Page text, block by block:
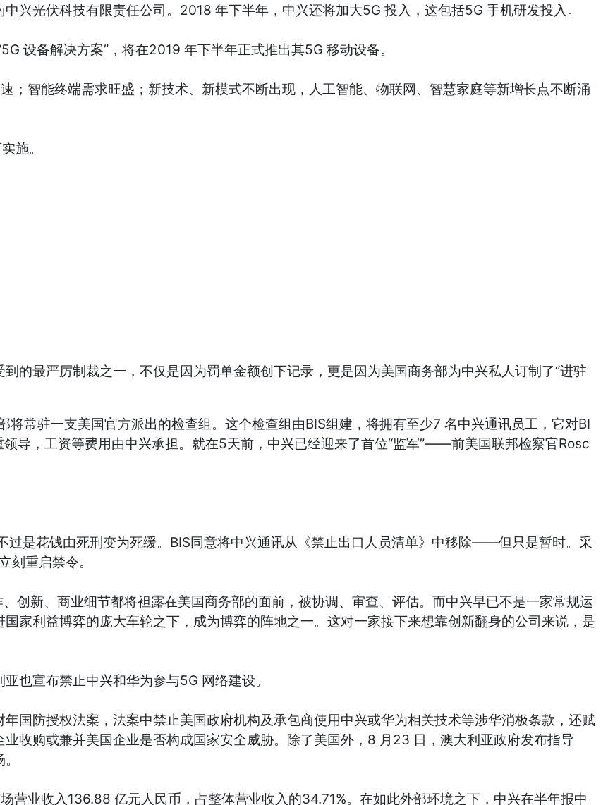
兴光伏科技有限责任公司。2018 年下半年，中兴还将加大5G 投入，这包括5G 手机研发投入。
备解决方案”，将在2019 年下半年正式推出其5G 移动设备。
智能终端需求旺盛；新技术、新模式不断出现，人工智能、物联网、智慧家庭等新增长点不断涌
施。
最严厉制裁之一，不仅是因为罚单金额创下记录，更是因为美国商务部为中兴私人订制了“进驻
常驻一支美国官方派出的检查组。这个检查组由BIS组建，将拥有至少7 名中兴通讯员工，它对BI
导，工资等费用由中兴承担。就在5天前，中兴已经迎来了首位“监军”——前美国联邦检察官Rosc
是花钱由死刑变为死缓。BIS同意将中兴通讯从《禁止出口人员清单》中移除——但只是暂时。采
刻重启禁令。
新、商业细节都将袒露在美国商务部的面前，被协调、审查、评估。而中兴早已不是一家常规运
家利益博弈的庞大车轮之下，成为博弈的阵地之一。这对一家接下来想靠创新翻身的公司来说，是
宣布禁止中兴和华为参与5G 网络建设。
防授权法案，法案中禁止美国政府机构及承包商使用中兴或华为相关技术等涉华消极条款，还赋
收购或兼并美国企业是否构成国家安全威胁。除了美国外，8 月23 日，澳大利亚政府发布指导
业收入136.88 亿元人民币，占整体营业收入的34.71%。在如此外部环境之下，中兴在半年报中